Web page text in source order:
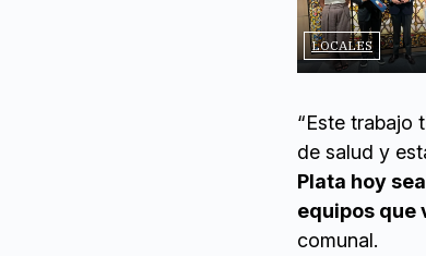
LOCALES
“Este trabajo
de salud y
Plata hoy
equipos que
comunal.